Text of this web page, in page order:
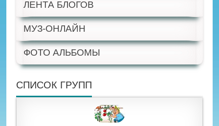
ЛЕНТА БЛОГОВ
МУЗ-ОНЛАЙН
ФОТО АЛЬБОМЫ
СПИСОК ГРУПП